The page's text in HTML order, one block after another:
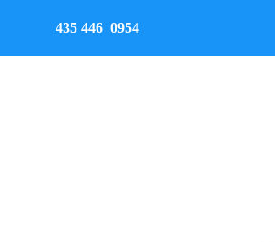
0954 446 435